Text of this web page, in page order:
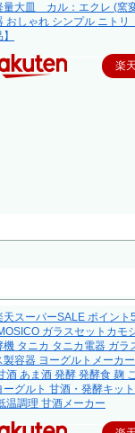
量大皿 カル：エクレ (窯
おしゃれ シンプル ニトリ
楽
天スーパーSALE ポイント
ガラスセットカモ
機 タニカ タニカ電器 ガラ
製容器 ヨーグルトメーカ
酒 あま酒 発酵 発酵食 麹
ーグルト 甘酒・発酵キッ
温調理 甘酒メーカー